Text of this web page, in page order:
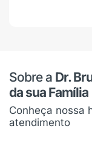
Sobre a Dr.
da sua Família
Conheça nossa
atendimento